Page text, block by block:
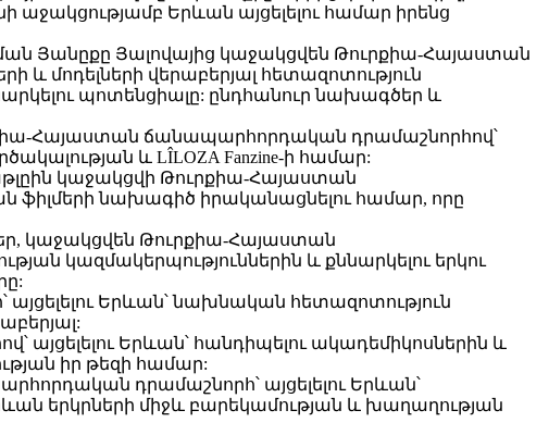
Երևան այցելելու համար իրենց
Յանըքը Յալովայից կաջակցվեն Թուրքիա-Հայաստան
մոդելների վերաբերյալ հետազոտություն
պոտենցիալը: ընդհանուր նախագծեր և
Հայաստան ճանապարհորդական դրամաշնորհով՝
և LÎLOZA Fanzine-ի համար:
կաջակցվի Թուրքիա-Հայաստան
ֆիլմերի նախագիծ իրականացնելու համար, որը
կաջակցվեն Թուրքիա-Հայաստան
կազմակերպություններին և քննարկելու երկու
Երևան՝ նախնական հետազոտություն
Երևան՝ հանդիպելու ակադեմիկոսներին և
իր թեզի համար:
դրամաշնորհ՝ այցելելու Երևան՝
երկրների միջև բարեկամության և խաղաղության